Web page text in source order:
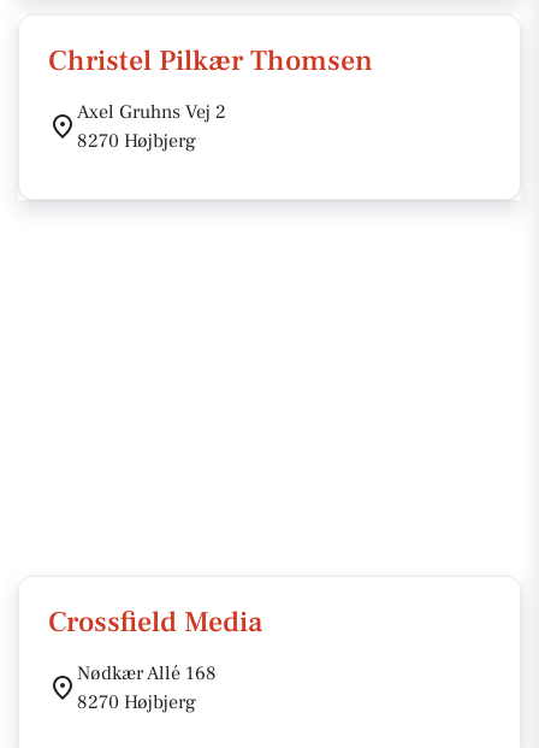
Christel Pilkær Thomsen
Axel Gruhns Vej 2
8270 Højbjerg
Crossfield Media
Nødkær Allé 168
8270 Højbjerg